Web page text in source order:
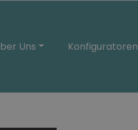
Uns Konfiguratoren